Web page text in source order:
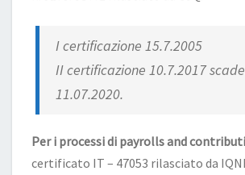
I certificazione 15.7.2005
II certificazione 10.7.2017
11.07.2020.
Per i processi di payrolls and
certificato IT – 47053 rilasciato da